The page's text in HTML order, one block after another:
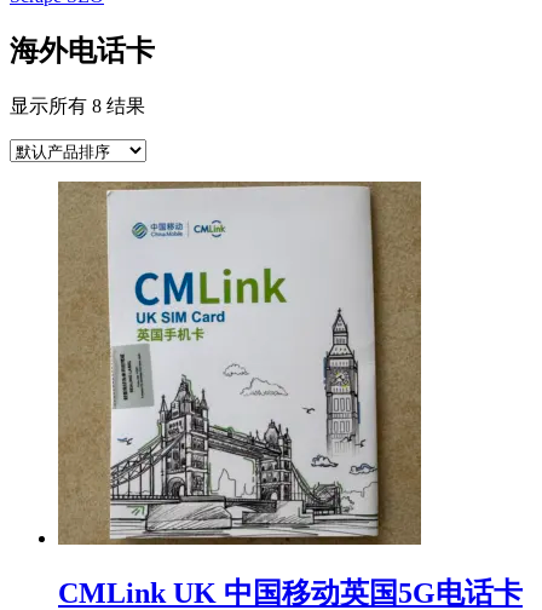
海外电话卡
显示所有 8 结果
CMLink UK 中国移动英国5G电话卡